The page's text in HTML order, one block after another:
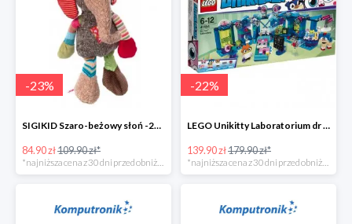
-23%
SIGIKID Szaro-beżowy słoń -25zł
84.90 zł109.90 zł*
*najniższa cena z 30 dni przed obniżką
-22%
LEGO Unikitty Laboratorium dr Lisiczki -40zł
139.90 zł179.90 zł*
*najniższa cena z 30 dni przed obniżką